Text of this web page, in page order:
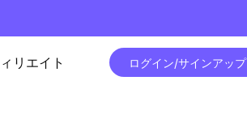
リエイト ログイン/サインアップ